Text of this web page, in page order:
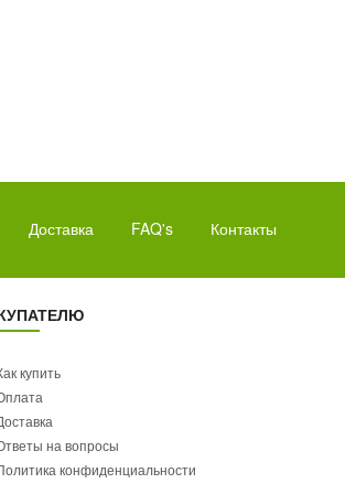
Доставка FAQ's Контакты
купить
на вопросы
конфиденциальности